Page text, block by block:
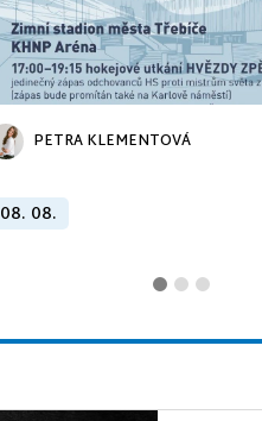
PETRA KLEMENTOVÁ
08. 08.